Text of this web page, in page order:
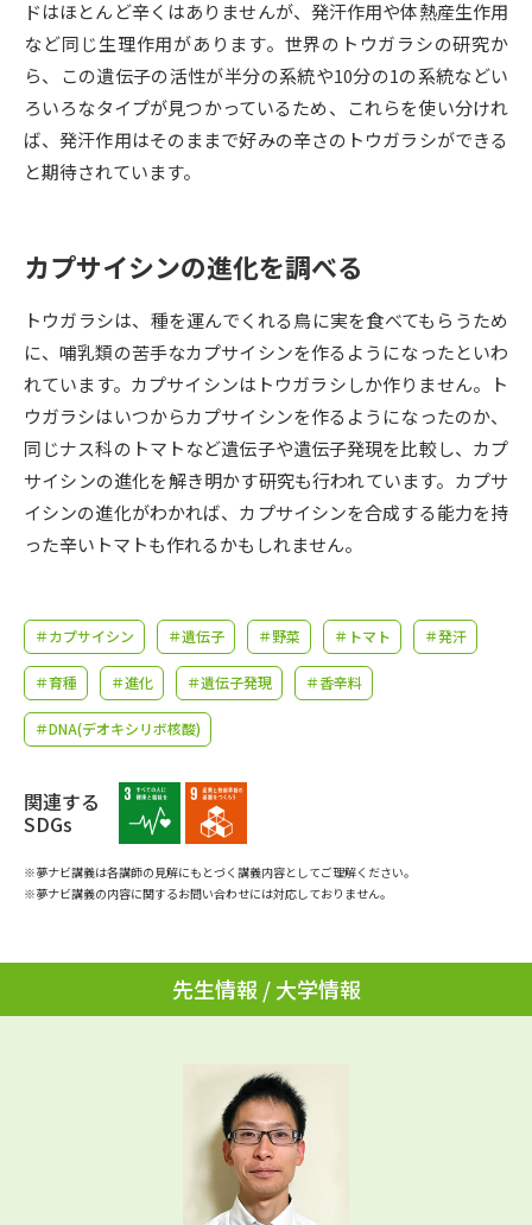
来場型・Web型イベント特集 夢ナビライブ
受験準備
志望校・出願校を調べる
併願校選び 受験スケジュールを立てよう
先輩が入学を決めた理由 テレメール全国一斉進学調査
新生活お役立ちガイド
学問発見 学問検索
大学で学びたい学問発見
学問のミニ講義「夢ナビ講義」 学問分野解説
ユーザーサポート
Ｑ＆Ａ よくあるご質問 大学進学IDについて
受付内容・発送状況の確認
テレメール
テレメール進学カタログ
訂正のご案内
ドはほとんど辛くはありませんが、発汗作用や体熱産生作用
など同じ生理作用があります。世界のトウガラシの研究か
ら、この遺伝子の活性が半分の系統や10分の1の系統などい
ろいろなタイプが見つかっているため、これらを使い分けれ
ば、発汗作用はそのままで好みの辛さのトウガラシができる
と期待されています。
カプサイシンの進化を調べる
トウガラシは、種を運んでくれる鳥に実を食べてもらうため
に、哺乳類の苦手なカプサイシンを作るようになったといわ
れています。カプサイシンはトウガラシしか作りません。ト
ウガラシはいつからカプサイシンを作るようになったのか、
同じナス科のトマトなど遺伝子や遺伝子発現を比較し、カプ
サイシンの進化を解き明かす研究も行われています。カプサ
イシンの進化がわかれば、カプサイシンを合成する能力を持
った辛いトマトも作れるかもしれません。
＃カプサイシン ＃遺伝子 ＃野菜 ＃トマト ＃発汗
＃育種 ＃進化 ＃遺伝子発現 ＃香辛料
＃DNA(デオキシリボ核酸)
関連する
SDGs
※夢ナビ講義は各講師の見解にもとづく講義内容としてご理解ください。
※夢ナビ講義の内容に関するお問い合わせには対応しておりません。
先生情報 / 大学情報